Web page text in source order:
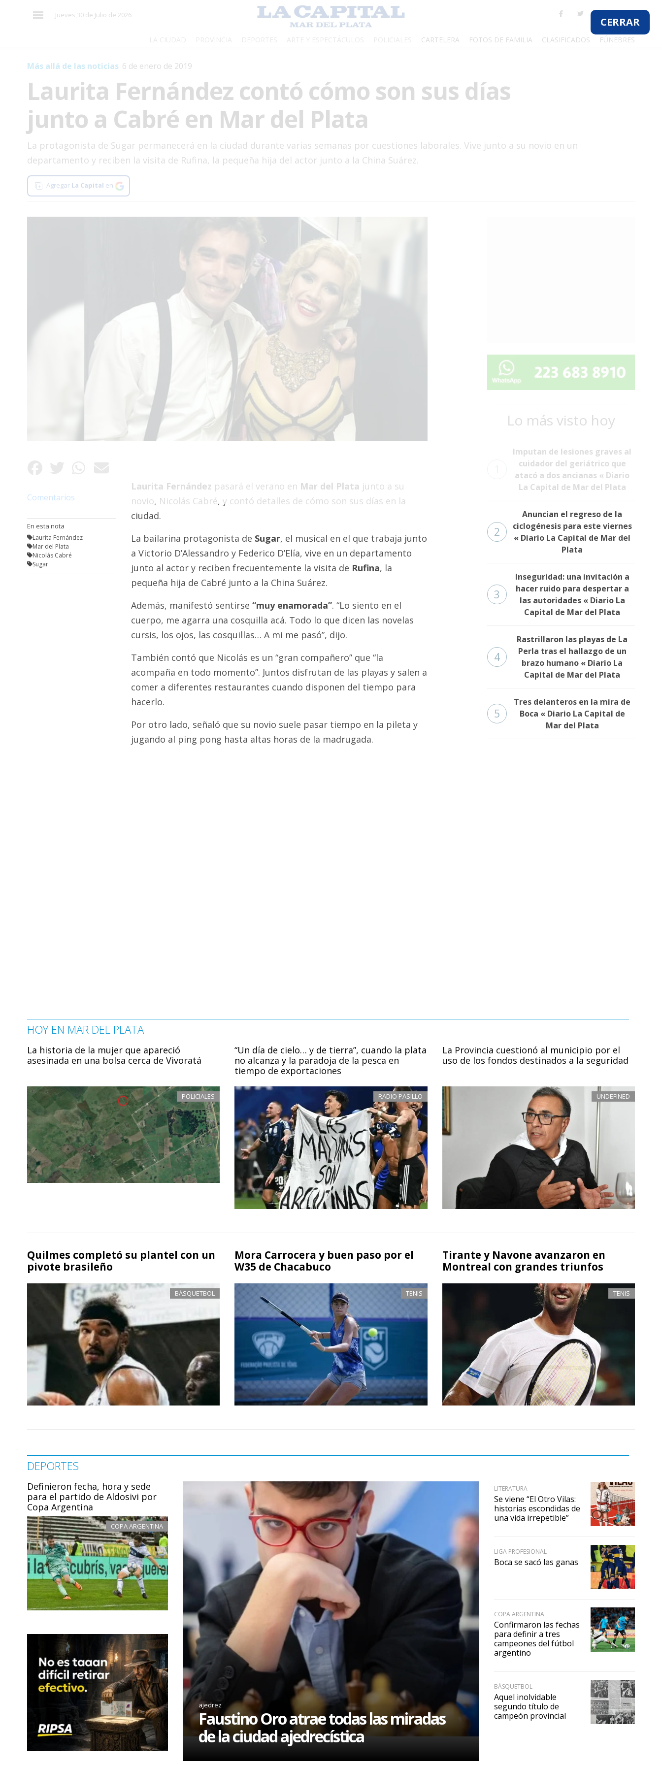
Jueves,30 de Julio de 2026
CARTELERA FOTOS DE FAMILIA CLASIFICADOS FÚNEBRES
Mundo
Zona
Cultura
Tecnología
Gastronomía
Salud
Más allá de las noticias 6 de enero de 2019
Laurita Fernández contó cómo son sus días
junto a Cabré en Mar del Plata
La protagonista de Sugar permanecerá en la ciudad durante varias semanas por cuestiones laborales. Vive junto a su novio en un
departamento y reciben la visita de Rufina, la pequeña hija del actor junto a la China Suárez.
Agregar La Capital en
Comentarios
En esta nota
Laurita Fernández
Mar del Plata
Nicolás Cabré
Sugar
Laurita Fernández pasará el verano en Mar del Plata junto a su
novio, Nicolás Cabré, y contó detalles de cómo son sus días en la
ciudad.
La bailarina protagonista de Sugar, el musical en el que trabaja junto
a Victorio D’Alessandro y Federico D’Elía, vive en un departamento
junto al actor y reciben frecuentemente la visita de Rufina, la
pequeña hija de Cabré junto a la China Suárez.
Además, manifestó sentirse “muy enamorada”. “Lo siento en el
cuerpo, me agarra una cosquilla acá. Todo lo que dicen las novelas
cursis, los ojos, las cosquillas… A mi me pasó”, dijo.
También contó que Nicolás es un “gran compañero” que “la
acompaña en todo momento”. Juntos disfrutan de las playas y salen a
comer a diferentes restaurantes cuando disponen del tiempo para
hacerlo.
Por otro lado, señaló que su novio suele pasar tiempo en la pileta y
jugando al ping pong hasta altas horas de la madrugada.
Lo más visto hoy
Imputan de lesiones graves al
cuidador del geriátrico que
atacó a dos ancianas « Diario
La Capital de Mar del Plata
2
Anuncian el regreso de la
ciclogénesis para este viernes
« Diario La Capital de Mar del
Plata
3
Inseguridad: una invitación a
hacer ruido para despertar a
las autoridades « Diario La
Capital de Mar del Plata
4
Rastrillaron las playas de La
Perla tras el hallazgo de un
brazo humano « Diario La
Capital de Mar del Plata
5
Tres delanteros en la mira de
Boca « Diario La Capital de
Mar del Plata
HOY EN MAR DEL PLATA
La historia de la mujer que apareció
asesinada en una bolsa cerca de Vivoratá
POLICIALES
“Un día de cielo… y de tierra”, cuando la plata
no alcanza y la paradoja de la pesca en
tiempo de exportaciones
RADIO PASILLO
La Provincia cuestionó al municipio por el
uso de los fondos destinados a la seguridad
UNDEFINED
Quilmes completó su plantel con un
pivote brasileño
BÁSQUETBOL
Mora Carrocera y buen paso por el
W35 de Chacabuco
TENIS
Tirante y Navone avanzaron en
Montreal con grandes triunfos
TENIS
DEPORTES
Definieron fecha, hora y sede
para el partido de Aldosivi por
Copa Argentina
COPA ARGENTINA
ajedrez
Faustino Oro atrae todas las miradas
de la ciudad ajedrecística
LITERATURA
Se viene “El Otro Vilas:
historias escondidas de
una vida irrepetible”
LIGA PROFESIONAL
Boca se sacó las ganas
COPA ARGENTINA
Confirmaron las fechas
para definir a tres
campeones del fútbol
argentino
BÁSQUETBOL
Aquel inolvidable
segundo título de
campeón provincial